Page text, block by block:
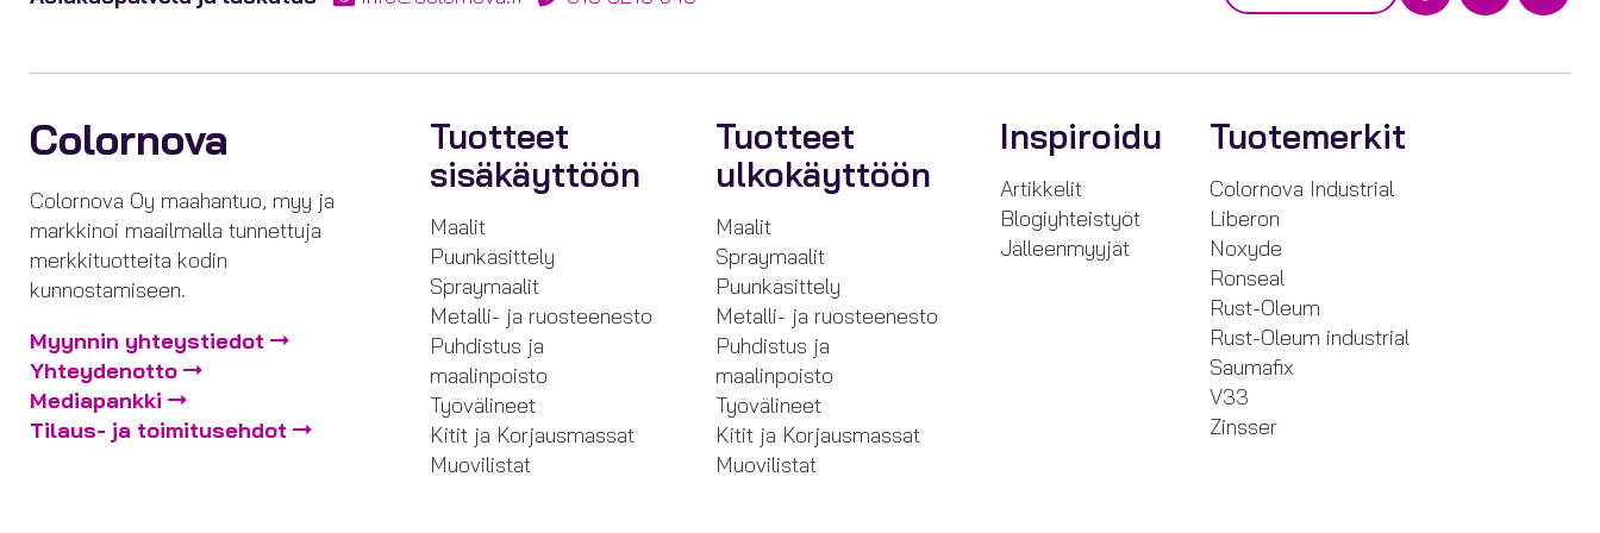
Colornova
Colornova Oy maahantuo, myy ja
markkinoi maailmalla tunnettuja
merkkituotteita kodin
kunnostamiseen.
Myynnin yhteystiedot
Yhteydenotto
Mediapankki
Tilaus- ja toimitusehdot
Tuotteet
sisäkäyttöön
Maalit
Puunkäsittely
Spraymaalit
Metalli- ja ruosteenesto
Puhdistus ja
maalinpoisto
Työvälineet
Kitit ja Korjausmassat
Muovilistat
Tuotteet
ulkokäyttöön
Maalit
Spraymaalit
Puunkäsittely
Metalli- ja ruosteenesto
Puhdistus ja
maalinpoisto
Työvälineet
Kitit ja Korjausmassat
Muovilistat
Inspiroidu
Artikkelit
Blogiyhteistyöt
Jälleenmyyjät
Tuotemerkit
Colornova Industrial
Liberon
Noxyde
Ronseal
Rust-Oleum
Rust-Oleum industrial
Saumafix
V33
Zinsser